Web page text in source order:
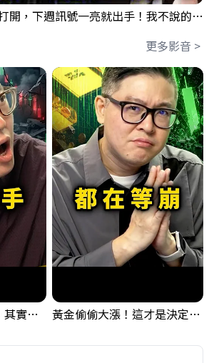
【貪婪時間】格局要打開，下週訊號一亮就出手！我不說的話還真一堆人不知道！｜錢進大趨勢 Mr.智霖 陳 2026/08/08
更多影音 >
天天被9萬口空單嚇，其實你盯錯地方了｜Mr.Jimmy高志銘 #台股 #外資期貨 #融資 黃金偷偷大漲！這才是決定台股生死的「真風向球」！｜Mr.Jimmy高志銘 #黃金 #美元指數 #聯準會